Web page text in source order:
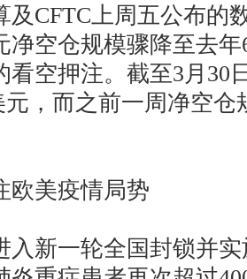
及CFTC上周五公布的
净空仓规模骤降至去
看空押注。截至3月30
，而之前一周净空仓
美疫情局势
新一轮全国封锁并实